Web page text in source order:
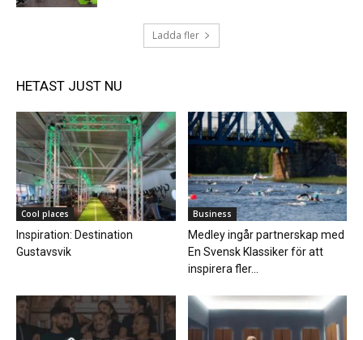
Ladda fler
HETAST JUST NU
Cool places
Inspiration: Destination
Gustavsvik
Business
Medley ingår partnerskap med
En Svensk Klassiker för att
inspirera fler...